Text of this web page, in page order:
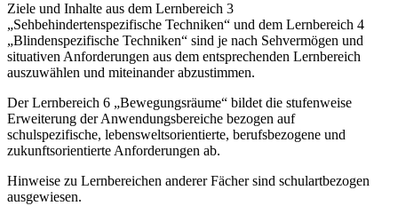
Ziele und Inhalte aus dem Lernbereich 3
„Sehbehindertenspezifische Techniken“ und dem Lernbereich 4
„Blindenspezifische Techniken“ sind je nach Sehvermögen und
situativen Anforderungen aus dem entsprechenden Lernbereich
auszuwählen und miteinander abzustimmen.
Der Lernbereich 6 „Bewegungsräume“ bildet die stufenweise
Erweiterung der Anwendungsbereiche bezogen auf
schulspezifische, lebensweltsorientierte, berufsbezogene und
zukunftsorientierte Anforderungen ab.
Hinweise zu Lernbereichen anderer Fächer sind schulartbezogen
ausgewiesen.